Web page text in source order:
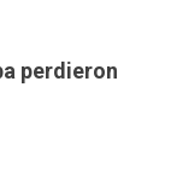
perdieron